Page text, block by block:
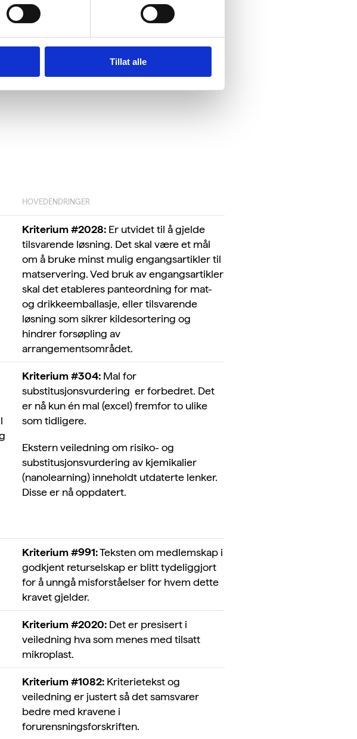
Tillat alle
hotell m/ frokost , og må
HOVEDENDRINGER
Kriterium #2028: Er utvidet til å gjelde
tilsvarende løsning. Det skal være et mål
om å bruke minst mulig engangsartikler til
matservering. Ved bruk av engangsartikler
skal det etableres panteordning for mat-
og drikkeemballasje, eller tilsvarende
løsning som sikrer kildesortering og
hindrer forsøpling av
arrangementsområdet.
Kriterium #304: Mal for
substitusjonsvurdering er forbedret. Det
er nå kun én mal (excel) fremfor to ulike
som tidligere.
Ekstern veiledning om risiko- og
substitusjonsvurdering av kjemikalier
(nanolearning) inneholdt utdaterte lenker.
Disse er nå oppdatert.
Kriterium #991:Teksten om medlemskap i
godkjent returselskap er blitt tydeliggjort
for å unngå misforståelser for hvem dette
kravet gjelder.
Kriterium #2020: Det er presisert i
veiledning hva som menes med tilsatt
mikroplast.
Kriterium #1082: Kriterietekst og
veiledning er justert så det samsvarer
bedre med kravene i
forurensningsforskriften.